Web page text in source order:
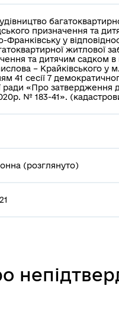
призначення та
Франківську у
житлової
та дитячим садком
– Крайківського у
41 сесії 7
ради «Про затвердження
№ 183-41».
(розглянуто)